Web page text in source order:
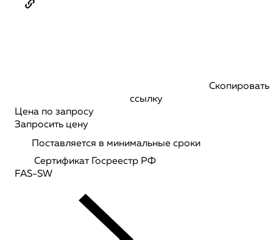
Скопировать
ссылку
Цена по запросу
Запросить цену
Поставляется в минимальные сроки
Сертификат Госреестр РФ
FAS-SW